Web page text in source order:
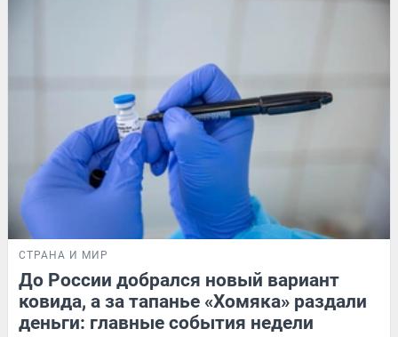
СТРАНА И МИР
До России добрался новый вариант
ковида, а за тапанье «Хомяка» раздали
деньги: главные события недели